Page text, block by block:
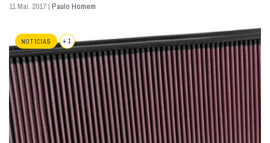
11 Mai. 2017 | Paulo Homem
NOTÍCIAS + 1